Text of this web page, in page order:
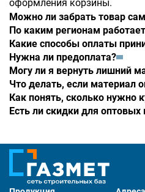
оформления корзины.
Можно ли забрать товар
По каким регионам
Какие способы оплаты
Нужна ли предоплата?
Могу ли я вернуть лишний
Что делать, если материал
Как понять, сколько нужно
Есть ли скидки для оптовых